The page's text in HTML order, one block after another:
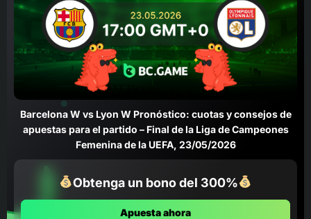
Barcelona W vs Lyon W Pronóstico: cuotas y consejos de
apuestas para el partido – Final de la Liga de Campeones
Femenina de la UEFA, 23/05/2026
Obtenga un bono del 300%
Apuesta ahora